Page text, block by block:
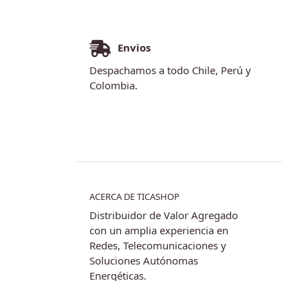
Envios
Despachamos a todo Chile, Perú y
Colombia.
ACERCA DE TICASHOP
Distribuidor de Valor Agregado
con un amplia experiencia en
Redes, Telecomunicaciones y
Soluciones Autónomas
Energéticas.